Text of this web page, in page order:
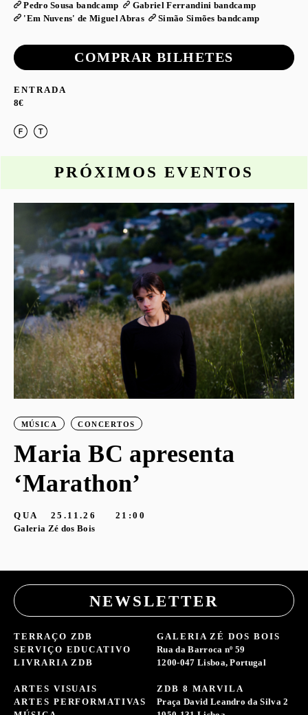
Pedro Sousa bandcamp
Gabriel Ferrandini bandcamp
'Em Nuvens' de Miguel Abras
Simão Simões bandcamp
COMPRAR BILHETES
ENTRADA
8€
PRÓXIMOS EVENTOS
MÚSICA CONCERTOS
Maria BC apresenta
‘Marathon’
QUA 25.11.26
21:00
Galeria Zé dos Bois
NEWSLETTER
TERRAÇO ZDB
SERVIÇO EDUCATIVO
LIVRARIA ZDB
ARTES VISUAIS
ARTES PERFORMATIVAS
GALERIA ZÉ DOS BOIS
Rua da Barroca nº 59
1200-047 Lisboa, Portugal
ZDB 8 MARVILA
Praça David Leandro da Silva 2